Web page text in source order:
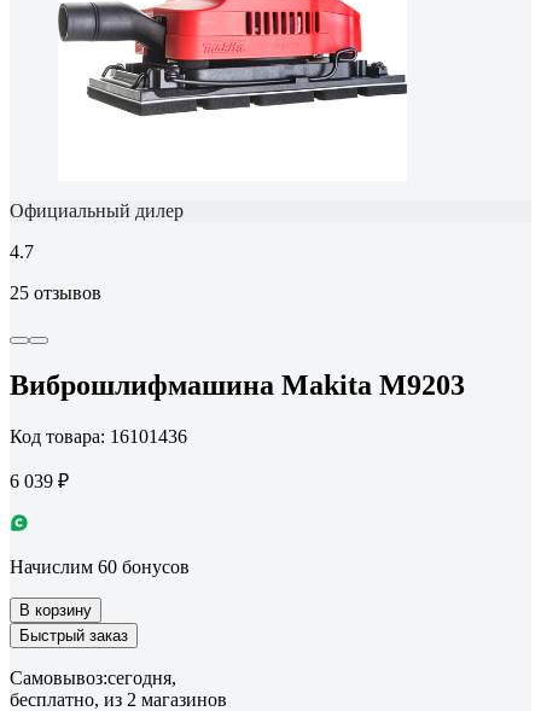
Официальный дилер
4.7
25 отзывов
Виброшлифмашина Makita M9203
Код товара: 16101436
6 039 ₽
Начислим 60 бонусов
В корзину
Быстрый заказ
Самовывоз:сегодня,
бесплатно, из 2 магазинов